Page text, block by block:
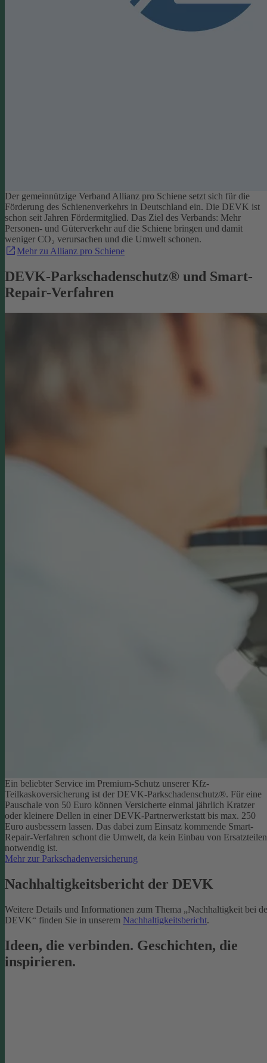
Der gemeinnützige Verband Allianz pro Schiene setzt sich für die
Förderung des Schienenverkehrs in Deutschland ein. Die DEVK ist
schon seit Jahren Fördermitglied. Das Ziel des Verbands: Mehr
Personen- und Güterverkehr auf die Schiene bringen und damit
weniger CO₂ verursachen und die Umwelt schonen.
Mehr zu Allianz pro Schiene
DEVK-Parkschadenschutz® und Smart-
Repair-Verfahren
Ein beliebter Service im Premium-Schutz unserer Kfz-
Teilkaskoversicherung ist der DEVK-Parkschadenschutz®. Für eine
Pauschale von 50 Euro können Versicherte einmal jährlich Kratzer
oder kleinere Dellen in einer DEVK-Partnerwerkstatt bis max. 250
Euro ausbessern lassen. Das dabei zum Einsatz kommende Smart-
Repair-Verfahren schont die Umwelt, da kein Einbau von Ersatzteilen
notwendig ist.
Mehr zur Parkschadenversicherung
Nachhaltigkeitsbericht der DEVK
Weitere Details und Informationen zum Thema „Nachhaltigkeit bei
DEVK“ finden Sie in unserem Nachhaltigkeitsbericht.
Ideen, die verbinden. Geschichten, die
inspirieren.